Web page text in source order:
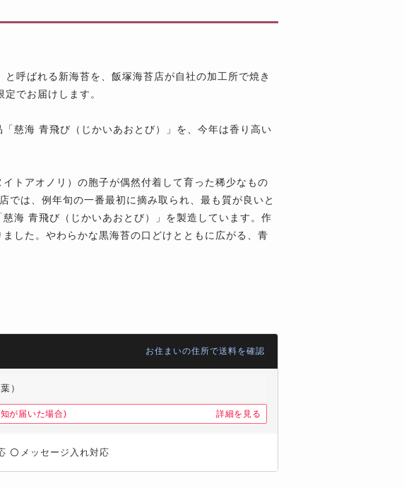
呼ばれる新海苔を、飯塚海苔店が自社の加工所で焼き
でお届けします。
慈海 青飛び（じかいあおとび）」を、今年は香り高い
トアオノリ）の胞子が偶然付着して育った稀少なもの
では、例年旬の一番最初に摘み取られ、最も質が良いと
海 青飛び（じかいあおとび）」を製造しています。作
した。やわらかな黒海苔の口どけとともに広がる、青
お住まいの住所で送料を確認
）
が届いた場合) 詳細を見る
〇 メッセージ入れ対応